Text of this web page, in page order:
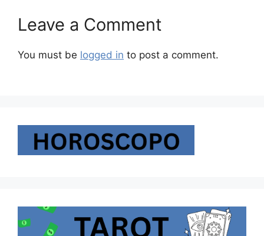
Leave a Comment
You must be logged in to post a comment.